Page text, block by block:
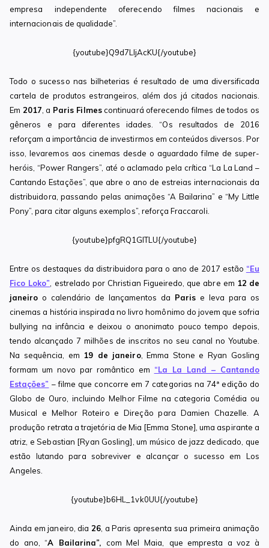
empresa independente oferecendo filmes nacionais e
internacionais de qualidade”.
{youtube}Q9d7LIjAcKU{/youtube}
Todo o sucesso nas bilheterias é resultado de uma diversificada
cartela de produtos estrangeiros, além dos já citados nacionais.
Em 2017 , a Paris Filmescontinuará oferecendo filmes de todos os
gêneros e para diferentes idades. “Os resultados de 2016
reforçam a importância de investirmos em conteúdos diversos. Por
isso, levaremos aos cinemas desde o aguardado filme de super-
heróis, “Power Rangers”, até o aclamado pela crítica “La La Land –
Cantando Estações”, que abre o ano de estreias internacionais da
distribuidora, passando pelas animações “A Bailarina” e “My Little
Pony”, para citar alguns exemplos”, reforça Fraccaroli.
{youtube}pfgRQ1GlTLU{/youtube}
Entre os destaques da distribuidora para o ano de 2017 estão “Eu
Fico Loko” , estrelado por Christian Figueiredo, que abre em 12 de
janeiro o calendário de lançamentos da Paris e leva para os
cinemas a história inspirada no livro homônimo do jovem que sofria
bullying na infância e deixou o anonimato pouco tempo depois,
tendo alcançado 7 milhões de inscritos no seu canal no Youtube.
Na sequência, em 19 de janeiro, Emma Stone e Ryan Gosling
formam um novo par romântico em “La La Land – Cantando
Estações” – filme que concorre em 7 categorias na 74ª edição do
Globo de Ouro, incluindo Melhor Filme na categoria Comédia ou
Musical e Melhor Roteiro e Direção para Damien Chazelle. A
produção retrata a trajetória de Mia [Emma Stone], uma aspirante a
atriz, e Sebastian [Ryan Gosling], um músico de jazz dedicado, que
estão lutando para sobreviver e alcançar o sucesso em Los
Angeles.
{youtube}b6HL_1vk0UU{/youtube}
Ainda em janeiro, dia 26 , a Paris apresenta sua primeira animação
do ano, “A Bailarina”, com Mel Maia,
que empresta a voz à